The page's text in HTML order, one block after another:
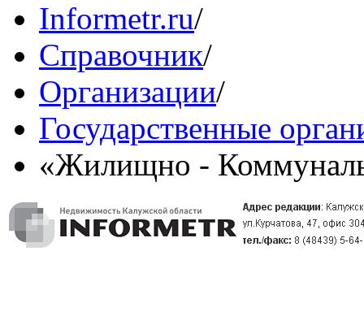
Informetr.ru/
Справочник/
Организации/
Государственные
«Жилищно -